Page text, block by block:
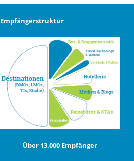
Empfängerstruktur
Über 13.000 Empfänger